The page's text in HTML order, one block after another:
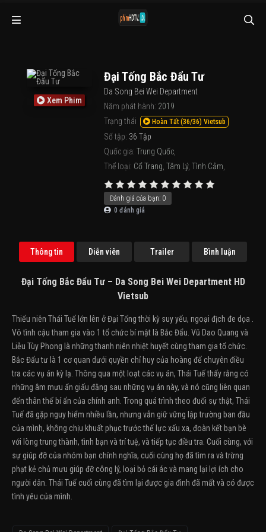
Xem Phim
Đại Tống Bắc Đẩu Tư
Da Song Bei Wei Department
Năm phát hành: 2019
Trạng thái
Hoàn Tất (36/36) Vietsub
Số tập: 36 Tập
Quốc gia: Trung Quốc
Thể loại: Cổ Trang Tâm Lý, Tình Cảm
Đánh giá của bạn: 0
0 đánh giá
Thông tin Diễn viên Trailer Bình luận
Đại Tống Bắc Đẩu Tư – Da Song Bei Wei Department HD
Vietsub
Thiếu niên Thái Tuế lớn lên ở Đại Tống thời kỳ suy yếu, ngoại địch đe dọa .
Vô tình cậu tham gia vào 1 tổ chức bí mật là Bắc Đẩu. Vũ Dao Quang và
Liễu Tùy Phong là những thanh niên nhiệt huyết cùng tham gia tổ chức.
Bắc Đẩu tư là 1 cơ quan dưới quyền chỉ huy của hoàng đế chuyên điều
tra các vụ án kỳ lạ. Thông qua một loạt các vụ án, Thái Tuế thấy rằng có
những âm mưu ẩn giấu đằng sau những vụ án này, và nó cũng liên quan
đến thân thế bí ẩn của chính anh. Trong quá trình theo đuổi sự thật, Thái
Tuế đã gặp nguy hiểm nhiều lần, nhưng vẫn giữ vững lập trường ban đầu
của mình, không chịu khuất phục trước thế lực xấu xa, đoàn kết bạn bè
với lòng trung thành, tình bạn và trí tuệ, và tiếp tục điều tra. Cuối cùng, với
sự giúp đỡ của nhóm bạn chính nghĩa, cuối cùng họ đã tìm ra và trừng
phạt kẻ chủ mưu giúp đỡ công lý, loại bỏ cái ác và mang lại lợi ích cho
người dân. Thái Tuế cuối cùng đã tìm lại được gia đình đã mất và có được
tình yêu của mình.